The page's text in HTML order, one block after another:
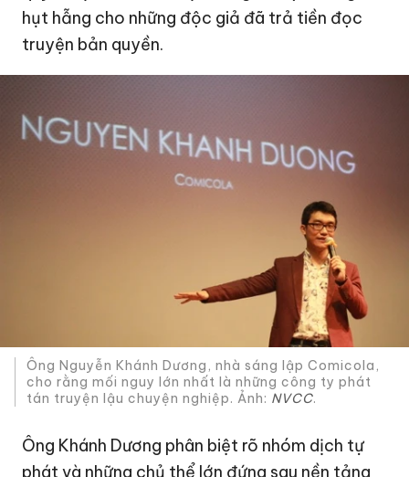
hụt hẫng cho những độc giả đã trả tiền đọc
truyện bản quyền.
Ông Nguyễn Khánh Dương, nhà sáng lập Comicola,
cho rằng mối nguy lớn nhất là những công ty phát
tán truyện lậu chuyện nghiệp. Ảnh: NVCC.
Ông Khánh Dương phân biệt rõ nhóm dịch tự
phát và những chủ thể lớn đứng sau nền tảng